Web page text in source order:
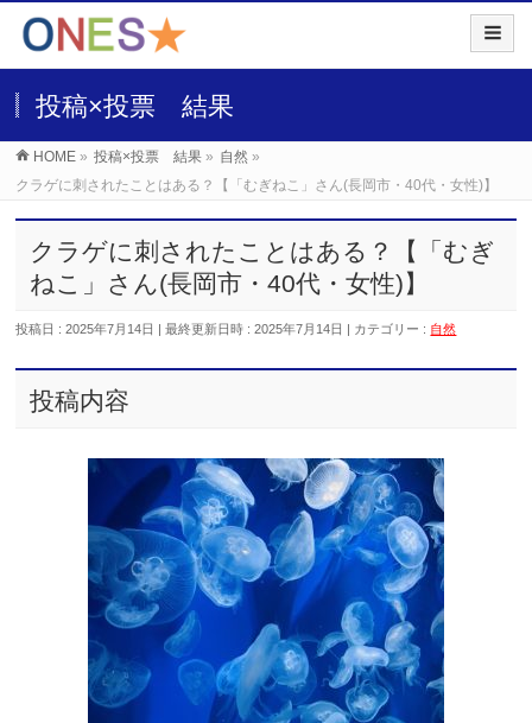
投稿×投票 結果
HOME » 投稿×投票 結果 » 自然 »
クラゲに刺されたことはある？【「むぎねこ」さん(長岡市・40代・女性)】
クラゲに刺されたことはある？【「むぎ
ねこ」さん(長岡市・40代・女性)】
投稿日 : 2025年7月14日 最終更新日時 : 2025年7月14日 カテゴリー : 自然
投稿内容